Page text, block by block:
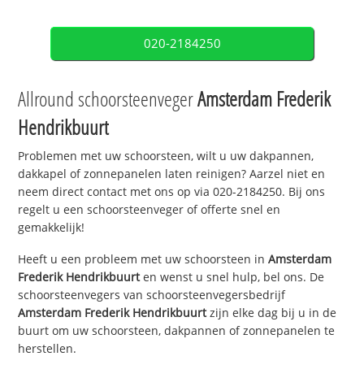
020-2184250
Allround schoorsteenvegerAmsterdam Frederik
Hendrikbuurt
Problemen met uw schoorsteen, wilt u uw dakpannen,
dakkapel of zonnepanelen laten reinigen? Aarzel niet en
neem direct contact met ons op via 020-2184250. Bij ons
regelt u een schoorsteenveger of offerte snel en
gemakkelijk!
Heeft u een probleem met uw schoorsteen inAmsterdam
Frederik Hendrikbuurten wenst u snel hulp, bel ons. De
schoorsteenvegers van schoorsteenvegersbedrijf
Amsterdam Frederik Hendrikbuurtzijn elke dag bij u in de
buurt om uw schoorsteen, dakpannen of zonnepanelen te
herstellen.